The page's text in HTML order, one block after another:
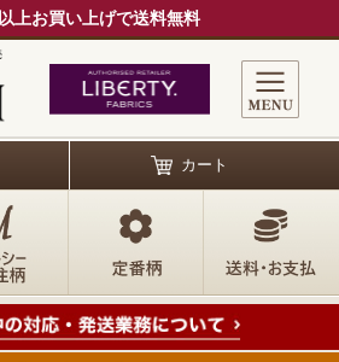
上お買い上げで送料無料
カート